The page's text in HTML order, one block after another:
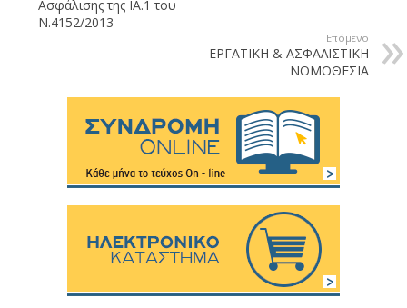
Ασφάλισης της ΙΑ.1 του
Ν.4152/2013
Επόμενο
ΕΡΓΑΤΙΚΗ & ΑΣΦΑΛΙΣΤΙΚΗ
ΝΟΜΟΘΕΣΙΑ